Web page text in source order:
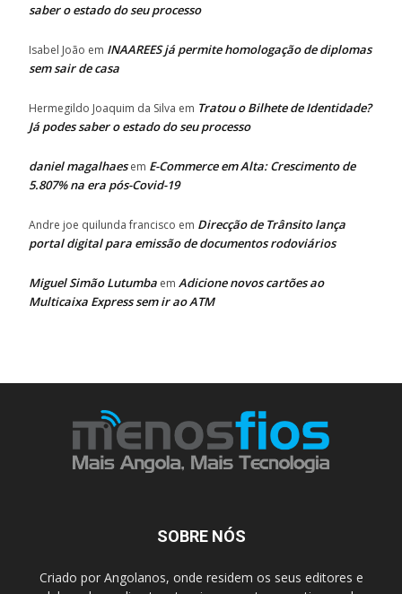
saber o estado do seu processo
Isabel João em INAAREES já permite homologação de diplomas
sem sair de casa
Hermegildo Joaquim da Silva em Tratou o Bilhete de Identidade?
Já podes saber o estado do seu processo
daniel magalhaesem E-Commerce em Alta: Crescimento de
5.807% na era pós-Covid-19
Andre joe quilunda francisco em Direcção de Trânsito lança
portal digital para emissão de documentos rodoviários
Miguel Simão Lutumba em Adicione novos cartões ao
Multicaixa Express sem ir ao ATM
SOBRE NÓS
Criado por Angolanos, onde residem os seus editores e